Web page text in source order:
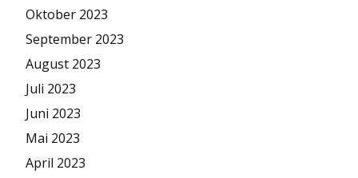
Oktober 2023
September 2023
August 2023
Juli 2023
Juni 2023
Mai 2023
April 2023